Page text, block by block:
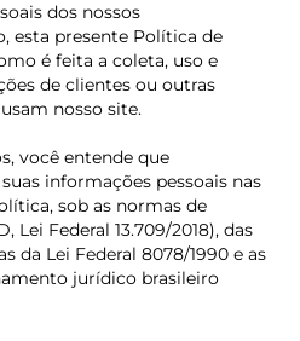
dos nossos
esta presente Política de
é feita a coleta, uso e
de clientes ou outras
nosso site.
você entende que
informações pessoais nas
sob as normas de
Lei Federal 13.709/2018), das
da Lei Federal 8078/1990 e as
jurídico brasileiro